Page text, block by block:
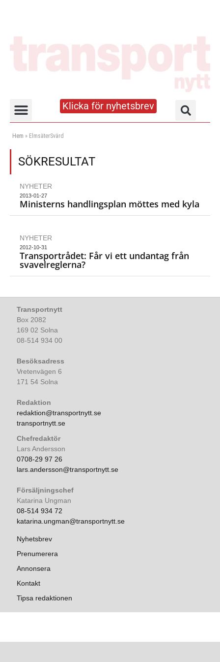
Klicka för nyhetsbrev
Hem » ElmsäterSvärd
SÖKRESULTAT
NYHETER
2013-01-27
Ministerns handlingsplan möttes med kyla
NYHETER
2012-10-31
Transportrådet: Får vi ett undantag från
svavelreglerna?
Transportnytt
Box 2082
169 02 Solna
08-514 934 00
Besöksadress
Vretenvägen 6
171 54 Solna
Redaktion
redaktion@transportnytt.se
transportnytt.se
Chefredaktör
Lars Andersson
0708-29 97 26
lars.andersson@transportnytt.se
Försäljningschef
Katarina Ungman
08-514 934 72
katarina.ungman@transportnytt.se
Nyhetsbrev
Prenumerera
Annonsera
Kontakt
Tipsa redaktionen